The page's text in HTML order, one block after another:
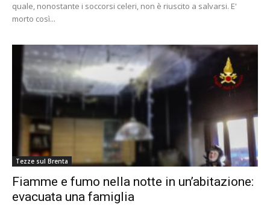
quale, nonostante i soccorsi celeri, non è riuscito a salvarsi. E'
morto così...
Tezze sul Brenta
Fiamme e fumo nella notte in un’abitazione:
evacuata una famiglia